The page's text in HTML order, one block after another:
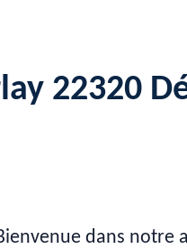
22320
dans notre